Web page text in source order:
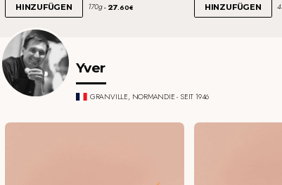
HINZUFÜGEN 170g 27.60€ HINZUFÜGEN
Yver
GRANVILLE, NORMANDIE - SEIT 1946